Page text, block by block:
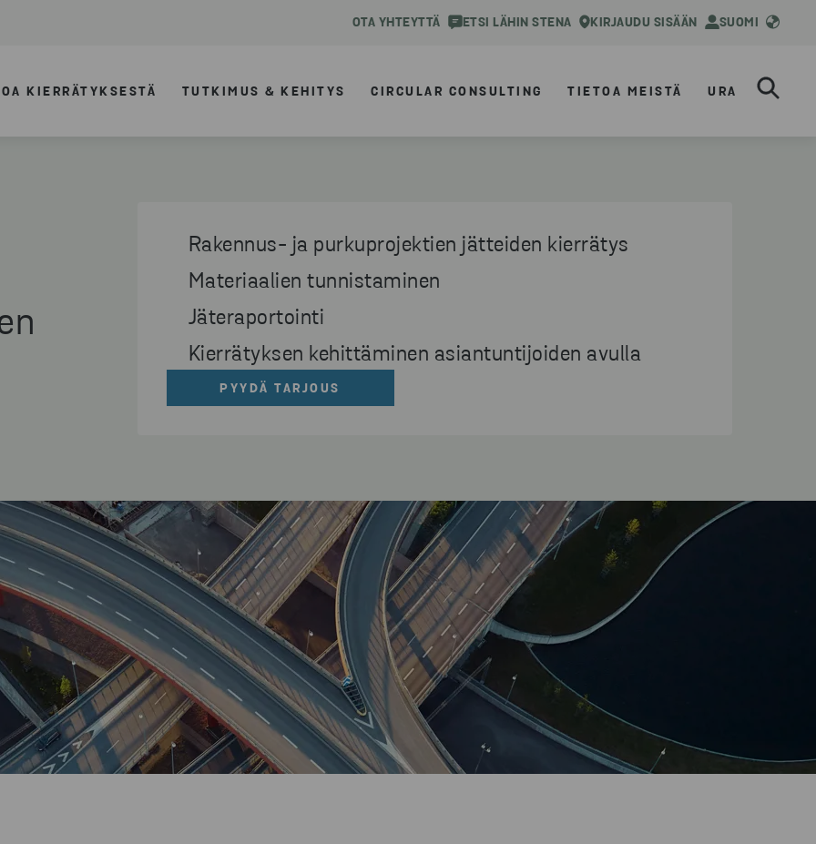
OTA YHTEYTTÄ ETSI LÄHIN STENA KIRJAUDU SISÄÄN SUOMI
KIERRÄTYKSESTÄ TUTKIMUS & KEHITYS CIRCULAR CONSULTING TIETOA MEISTÄ URA
Rakennus- ja purkuprojektien jätteiden kierrätys
Materiaalien tunnistaminen
Jäteraportointi
Kierrätyksen kehittäminen asiantuntijoiden avulla
PYYDÄ TARJOUS